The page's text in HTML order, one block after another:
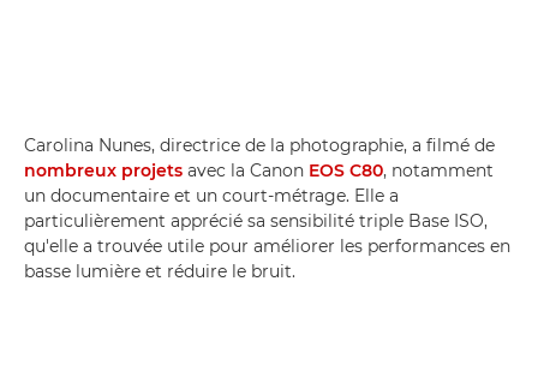
Carolina Nunes, directrice de la photographie, a filmé de
nombreux projets avec la Canon EOS C80, notamment
un documentaire et un court-métrage. Elle a
particulièrement apprécié sa sensibilité triple Base ISO,
qu'elle a trouvée utile pour améliorer les performances en
basse lumière et réduire le bruit.